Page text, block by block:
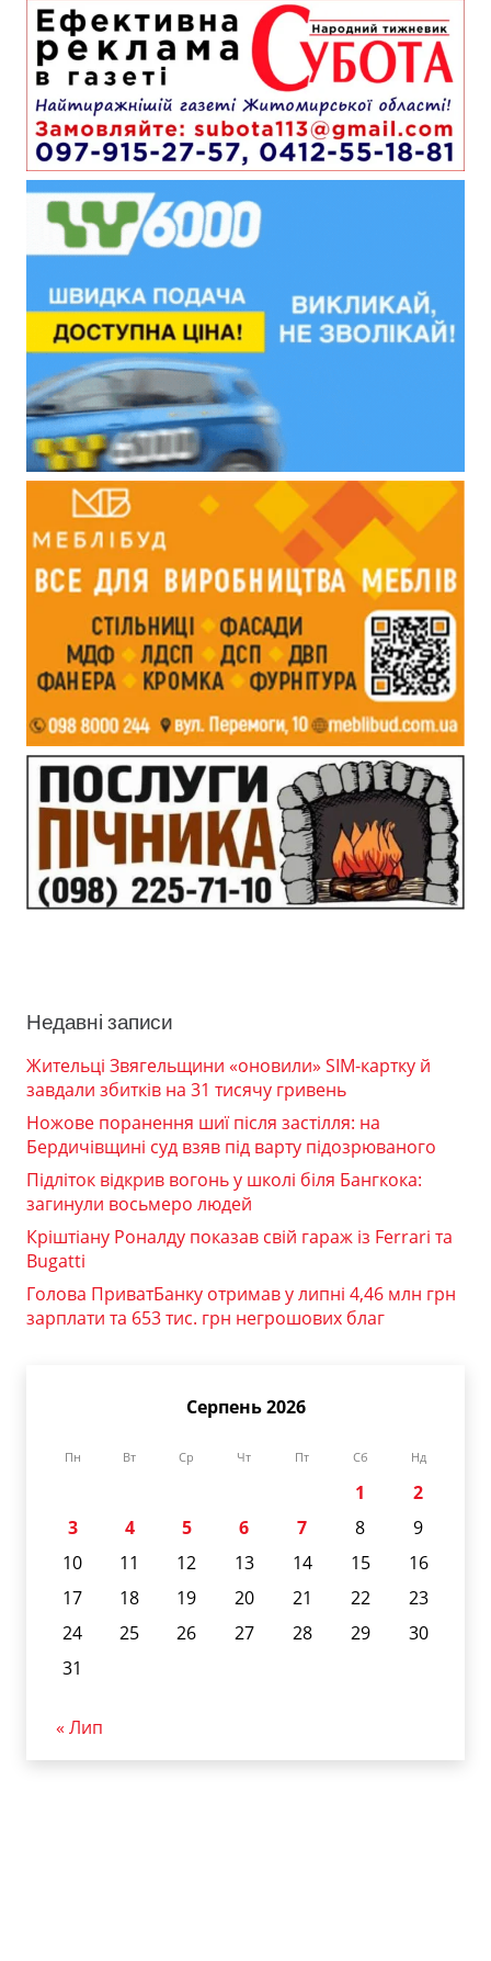
Недавні записи
Жительці Звягельщини «оновили» SIM-картку й
завдали збитків на 31 тисячу гривень
Ножове поранення шиї після застілля: на
Бердичівщині суд взяв під варту підозрюваного
Підліток відкрив вогонь у школі біля Бангкока:
загинули восьмеро людей
Кріштіану Роналду показав свій гараж із Ferrari та
Bugatti
Голова ПриватБанку отримав у липні 4,46 млн грн
зарплати та 653 тис. грн негрошових благ
Серпень 2026
Пн Вт Ср Чт Пт Сб Нд
1
2
3
4 5 6 7 8
9
10
11 12 13 14 15
16
17
18 19 20 21 22
23
24
25 26 27 28 29
30
31
« Лип